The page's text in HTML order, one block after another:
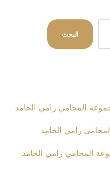
البحث
المحامي رامي الحامد
رامي الحامد
المحامي رامي الحامد